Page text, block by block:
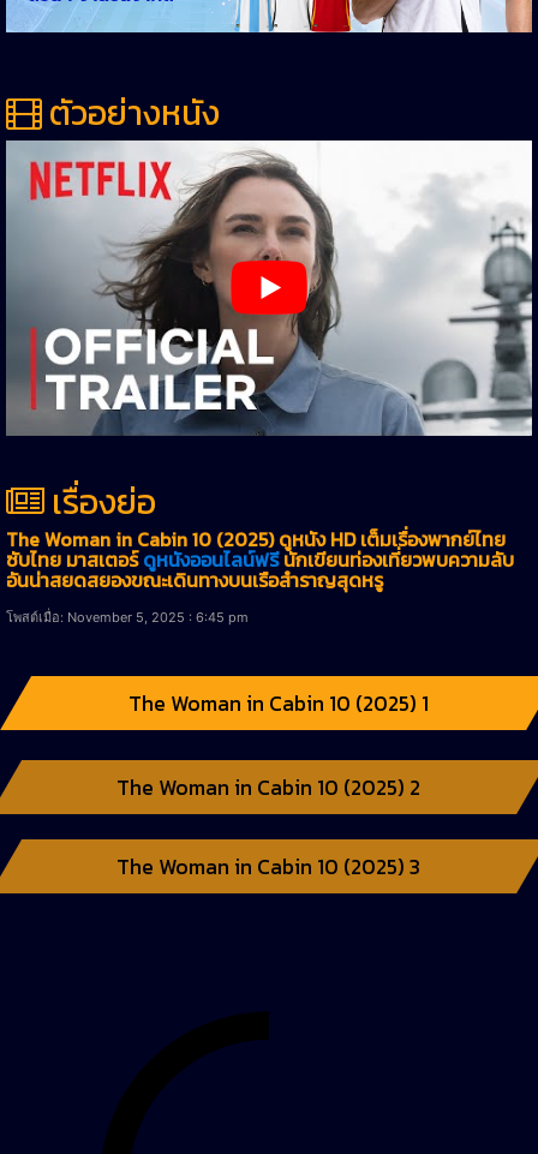
ตัวอย่างหนัง
เรื่องย่อ
The Woman in Cabin 10 (2025) ดูหนัง HD เต็มเรื่องพากย์ไทย
ซับไทย มาสเตอร์ดูหนังออนไลน์ฟรีนักเขียนท่องเที่ยวพบความลับ
อันน่าสยดสยองขณะเดินทางบนเรือสำราญสุดหรู
โพสต์เมื่อ: November 5, 2025 : 6:45 pm
The Woman in Cabin 10 (2025) 1
The Woman in Cabin 10 (2025) 2
The Woman in Cabin 10 (2025) 3